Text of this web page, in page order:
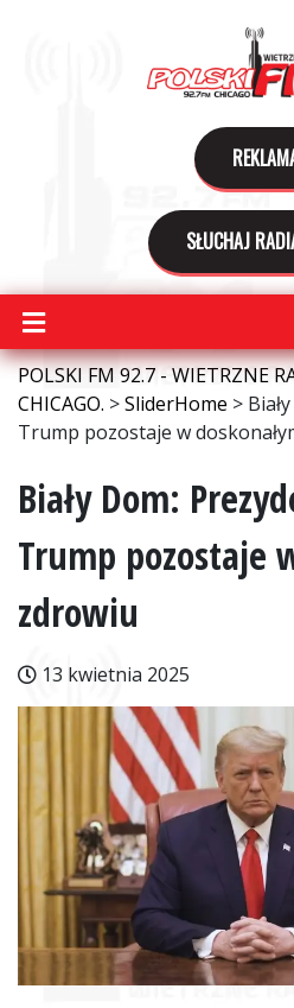
SŁUCHAJ
POLSKI FM 92.7 - WIETRZNE
CHICAGO. >SliderHome >
Trump pozostaje w
Biały Dom:
Trump pozostaje
zdrowiu
13 kwietnia 2025